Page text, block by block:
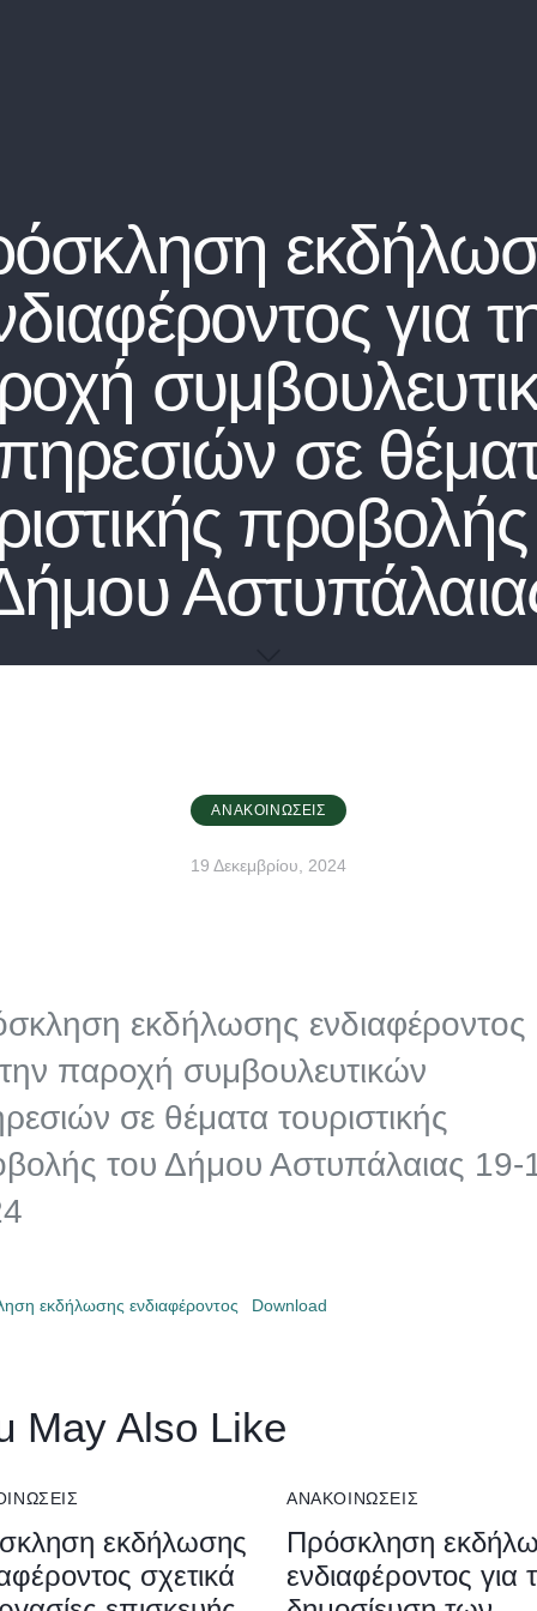
για
σε
ΑΝΑΚΟΙΝΏΣΕΙΣ
19 Δεκεμβρίου, 2024
εκδήλωσης ενδιαφέροντος
παροχή συμβουλευτικών
σε θέματα τουριστικής
του Δήμου Αστυπάλαιας 19-
εκδήλωσης ενδιαφέροντος Download
May Also Like
εκδήλωσης
σχετικά
ΑΝΑΚΟΙΝΏΣΕΙΣ
Πρόσκληση
ενδιαφέροντος για